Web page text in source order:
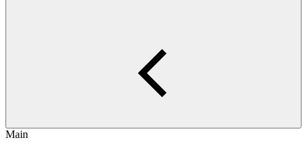
Main